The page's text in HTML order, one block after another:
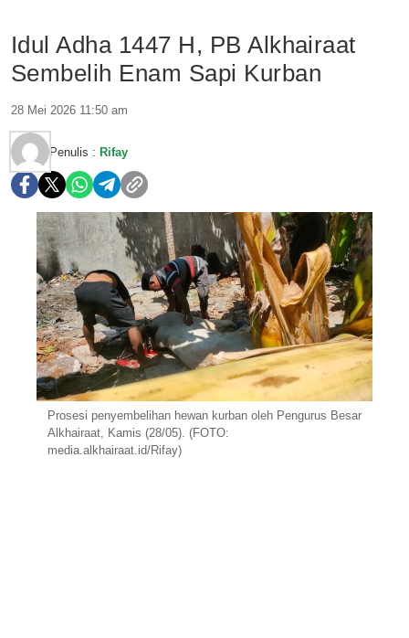
Idul Adha 1447 H, PB Alkhairaat
Sembelih Enam Sapi Kurban
28 Mei 2026 11:50 am
Penulis : Rifay
Prosesi penyembelihan hewan kurban oleh Pengurus Besar
Alkhairaat, Kamis (28/05). (FOTO:
media.alkhairaat.id/Rifay)